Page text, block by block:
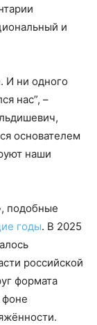
и
И ни одного
нас”, –
основателем
наши
подобные
годы. В 2025
российской
формата
фоне